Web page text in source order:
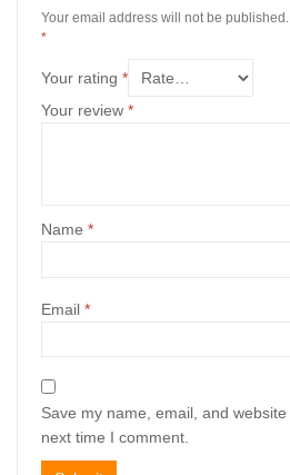
Your email address will not be published.
*
Your rating *
Your review *
Name *
Email *
Save my name, email, and
next time I comment.